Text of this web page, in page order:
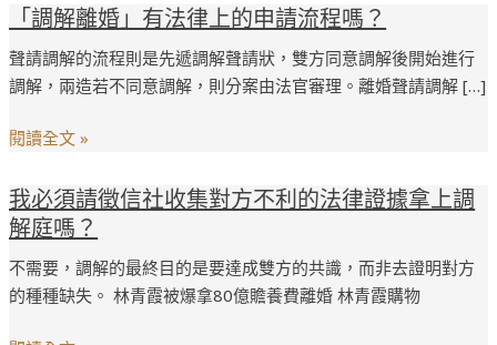
「調解離婚」有法律上的申請流程嗎？
聲請調解的流程則是先遞調解聲請狀，雙方同意調解後開始進行
調解，兩造若不同意調解，則分案由法官審理。離婚聲請調解 […]
「調
離
婚」
有
律
上
的
申
請
閱讀全文 »
我必須請徵信社收集對方不利的法律證據拿上調
解庭嗎？
不需要，調解的最終目的是要達成雙方的共識，而非去證明對方
的種種缺失。 林青霞被爆拿80億贍養費離婚 林青霞購物
我
必
請
徵
信